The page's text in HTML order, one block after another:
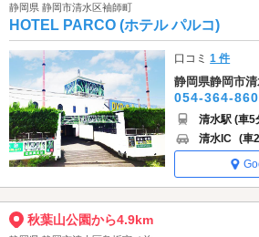
静岡県 静岡市清水区袖師町
HOTEL PARCO (ホテル パルコ)
口コミ1 件
静岡県静岡市
054-364-
清水駅 (車5
清水IC (車
秋葉山公園から4.9km